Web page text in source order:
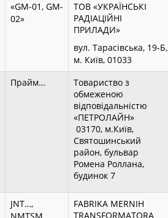
«GM-01, GM-
02»
ТОВ «УКРАЇНСЬКІ
РАДІАЦІЙНІ
ПРИЛАДИ»
вул. Тарасівська, 19-Б,
м. Київ, 01033
Прайм…
Товариство з
обмеженою
відповідальністю
«ПЕТРОЛАЙН»
03170, м.Київ,
Святошинський
район, бульвар
Ромена Роллана,
будинок 7
JNT…,
FABRIKA MERNIH
TRANSFORMATORA